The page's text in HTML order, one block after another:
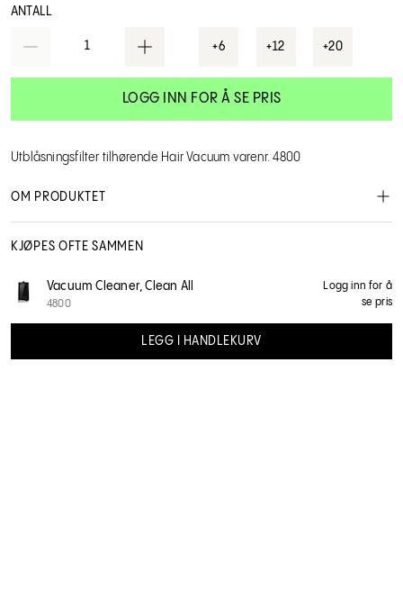
ANTALL
1 +6 +12 +20
LOGG INN FOR Å SE PRIS
Utblåsningsfilter tilhørende Hair Vacuum varenr. 4800
OM PRODUKTET
Rekvisita
148003
KJØPES OFTE SAMMEN
Vacuum Cleaner, Clean All
4800
Logg inn for å
se pris
LEGG I HANDLEKURV